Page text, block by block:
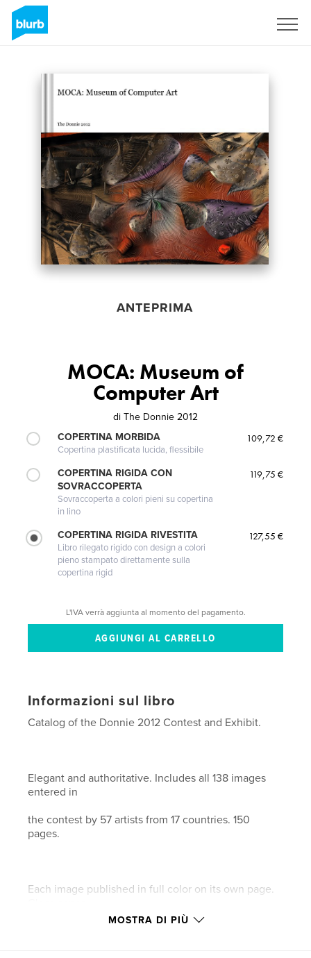
ANTEPRIMA
MOCA: Museum of
Computer Art
di The Donnie 2012
COPERTINA MORBIDA
Copertina plastificata lucida, flessibile
109,72 €
COPERTINA RIGIDA CON
SOVRACCOPERTA
Sovraccoperta a colori pieni su copertina
in lino
119,75 €
COPERTINA RIGIDA RIVESTITA
Libro rilegato rigido con design a colori
pieno stampato direttamente sulla
copertina rigid
127,55 €
L'IVA verrà aggiunta al momento del pagamento.
Informazioni sul libro
Catalog of the Donnie 2012 Contest and Exhibit.
Elegant and authoritative. Includes all 138 images
entered in
the contest by 57 artists from 17 countries. 150
pages.
Each image published in full color on its own page.
MOSTRA DI PIÙ